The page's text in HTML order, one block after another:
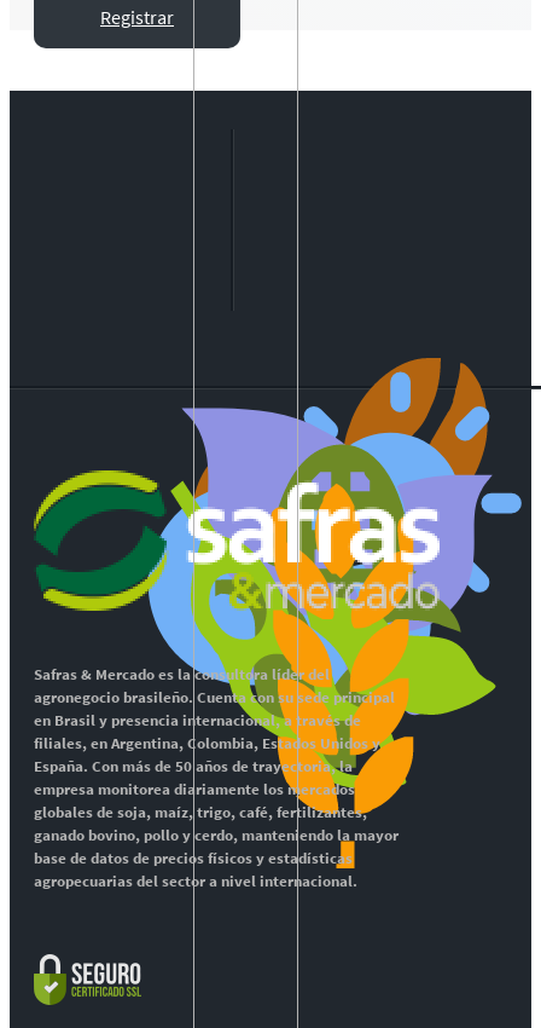
Registrar
Safras & Mercado es la consultora líder del
agronegocio brasileño. Cuenta con su sede principal
en Brasil y presencia internacional, a través de
filiales, en Argentina, Colombia, Estados Unidos y
España. Con más de 50 años de trayectoria, la
empresa monitorea diariamente los mercados
globales de soja, maíz, trigo, café, fertilizantes,
ganado bovino, pollo y cerdo, manteniendo la mayor
base de datos de precios físicos y estadísticas
agropecuarias del sector a nivel internacional.